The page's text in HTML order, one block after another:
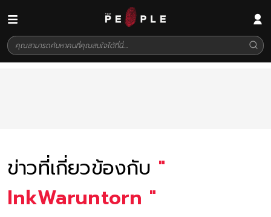
ข่าวที่เกี่ยวข้องกับ "
InkWaruntorn "